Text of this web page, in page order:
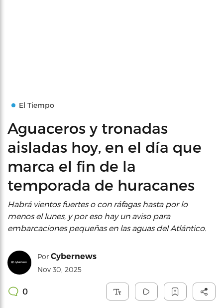
El Tiempo
Aguaceros y tronadas
aisladas hoy, en el día que
marca el fin de la
temporada de huracanes
Habrá vientos fuertes o con ráfagas hasta por lo
menos el lunes, y por eso hay un aviso para
embarcaciones pequeñas en las aguas del Atlántico.
Por Cybernews
Nov 30, 2025
0